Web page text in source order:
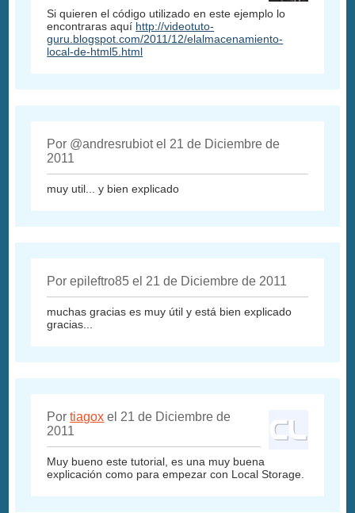
Si quieren el código utilizado en este ejemplo lo
encontraras aquí http://videotuto-
guru.blogspot.com/2011/12/elalmacenamiento-
local-de-html5.html
Por @andresrubiot el 21 de Diciembre de
2011
muy util... y bien explicado
Por epileftro85 el 21 de Diciembre de 2011
muchas gracias es muy útil y está bien explicado
gracias...
Portiagox el 21 de Diciembre de
2011
Muy bueno este tutorial, es una muy buena
explicación como para empezar con Local Storage.